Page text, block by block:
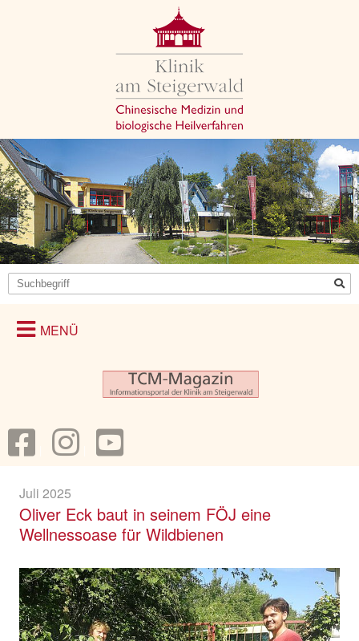
Juli 2025
Oliver Eck baut in seinem FÖJ eine
Wellnessoase für Wildbienen